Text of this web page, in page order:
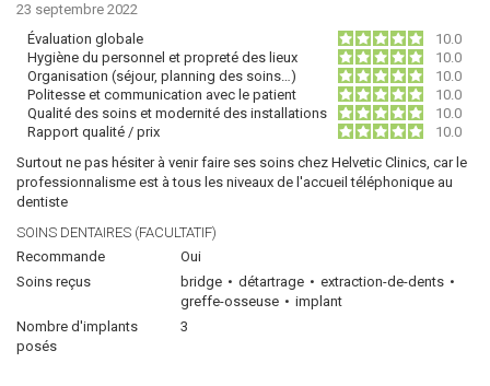
23 septembre 2022
Évaluation globale
10.0
Hygiène du personnel et propreté des lieux
10.0
Organisation (séjour, planning des soins…)
10.0
Politesse et communication avec le patient
10.0
Qualité des soins et modernité des installations
10.0
Rapport qualité / prix
10.0
Surtout ne pas hésiter à venir faire ses soins chez Helvetic Clinics, car le
professionnalisme est à tous les niveaux de l'accueil téléphonique au
dentiste
SOINS DENTAIRES (FACULTATIF)
Recommande
Oui
Soins reçus
bridge détartrage
extraction-de-dents
greffe-osseuse
implant
Nombre d'implants
posés
3